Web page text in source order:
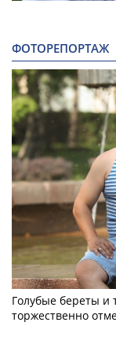
ФОТОРЕПОРТАЖ
Голубые береты и
торжественно